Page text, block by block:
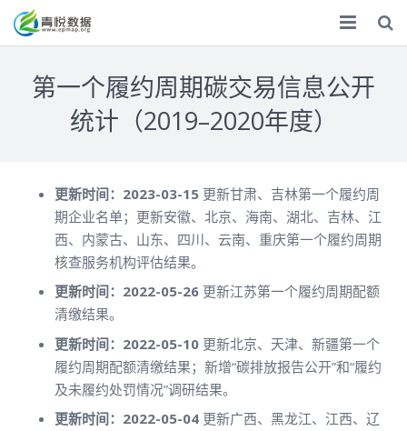
化学品
数据服务
专题调研
调研报告
捐赠
第一个履约周期碳交易信息公开
统计（2019–2020年度）
更新时间：2023-03-15 更新甘肃、吉林第一个履约周
期企业名单；更新安徽、北京、海南、湖北、吉林、江
西、内蒙古、山东、四川、云南、重庆第一个履约周期
核查服务机构评估结果。
更新时间：2022-05-26 更新江苏第一个履约周期配额
清缴结果。
更新时间：2022-05-10 更新北京、天津、新疆第一个
履约周期配额清缴结果；新增“碳排放报告公开”和“履约
及未履约处罚情况”调研结果。
更新时间：2022-05-04 更新广西、黑龙江、江西、辽